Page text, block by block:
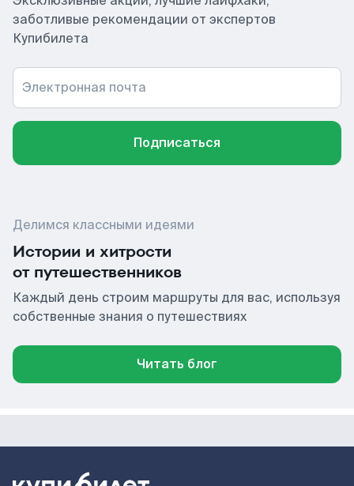
заботливые рекомендации от экспертов
Купибилета
Электронная почта
Подписаться
Делимся классными идеями
Истории и хитрости
от путешественников
Каждый день строим маршруты для вас, используя
собственные знания о путешествиях
Читать блог